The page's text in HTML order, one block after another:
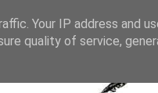
GODZINACH
Your IP address and
quality of service,